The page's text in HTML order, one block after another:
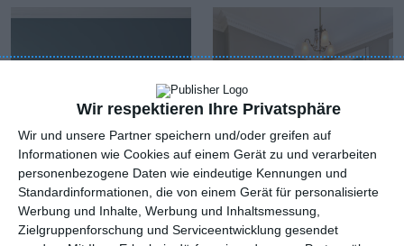
Wir respektieren Ihre Privatsphäre
Wir und unsere Partner speichern und/oder greifen auf
Informationen wie Cookies auf einem Gerät zu und verarbeiten
personenbezogene Daten wie eindeutige Kennungen und
Standardinformationen, die von einem Gerät für personalisierte
Werbung und Inhalte, Werbung und Inhaltsmessung,
Zielgruppenforschung und Serviceentwicklung gesendet
Grünes und weißes
Schlafzimmer im